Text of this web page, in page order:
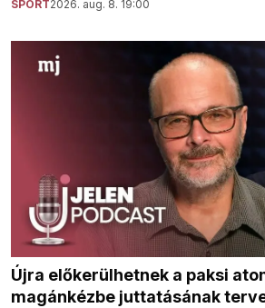
SPORT2026. aug. 8. 19:00
Újra előkerülhetnek a paksi
magánkézbe juttatásának